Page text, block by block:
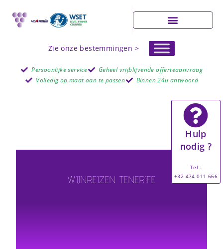
Zie onze bestemmingen >
Persoonlijke service
Geheel vrijblijvende offerteaanvraag
Volledig op maat aan te passen
Binnen 24u antwoord
WIJNREIZEN TENERIFE
Hulp
nodig ?
Tel :
+32 474 011 666